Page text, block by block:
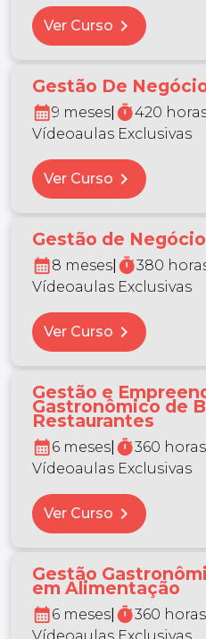
Ver Curso chevron_right
Gestão De
calendar_month9 meses timer420
Vídeoaulas Exclusivas
Ver Curso chevron_right
Gestão de
calendar_month8 meses timer380
Vídeoaulas Exclusivas
Ver Curso chevron_right
Gestão e
Gastronômico de
Restaurantes
calendar_month6 meses timer360 horas
Vídeoaulas Exclusivas
Ver Curso chevron_right
Gestão
em Alimentação
calendar_month6 meses timer360 horas